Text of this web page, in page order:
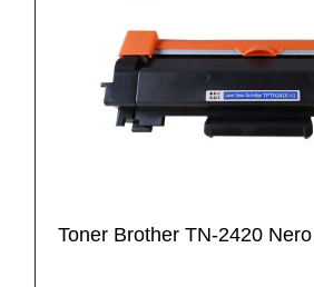
Toner Brother TN-2420